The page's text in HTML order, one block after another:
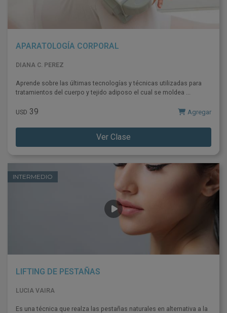
APARATOLOGÍA CORPORAL
DIANA C. PEREZ
Aprende sobre las últimas tecnologías y técnicas utilizadas para
tratamientos del cuerpo y tejido adiposo el cual se moldea ...
USD 39 Agregar
Ver Clase
INTERMEDIO
LIFTING DE PESTAÑAS
LUCIA VAIRA
Es una técnica que realza las pestañas naturales en alternativa a la